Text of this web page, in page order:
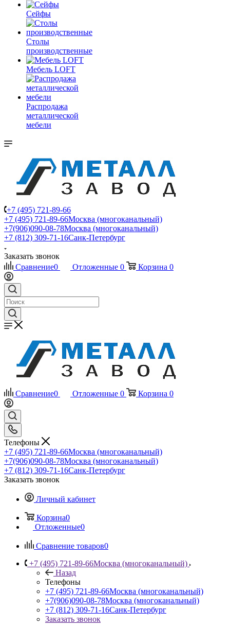
Сейфы
Столы
производственные
Мебель LOFT
Распродажа
металлической
мебели
+7 (495) 721-89-66
+7 (495) 721-89-66Москва (многоканальный)
+7(906)090-08-78Москва (многоканальный)
+7 (812) 309-71-16Санк-Петербург
Заказать звонок
Сравнение0 Отложенные 0 Корзина 0
Сравнение0 Отложенные 0 Корзина 0
Телефоны
+7 (495) 721-89-66Москва (многоканальный)
+7(906)090-08-78Москва (многоканальный)
+7 (812) 309-71-16Санк-Петербург
Заказать звонок
Личный кабинет
Корзина0
Отложенные0
Сравнение товаров0
+7 (495) 721-89-66Москва (многоканальный)
Назад
Телефоны
+7 (495) 721-89-66Москва (многоканальный)
+7(906)090-08-78Москва (многоканальный)
+7 (812) 309-71-16Санк-Петербург
Заказать звонок